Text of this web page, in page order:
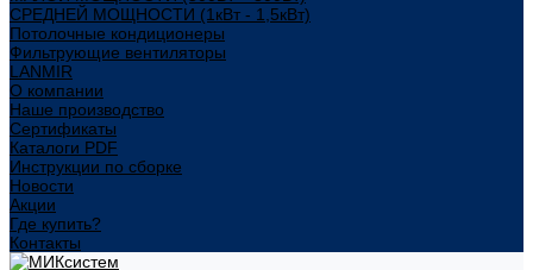
СРЕДНЕЙ МОЩНОСТИ (1кВт - 1,5кВт)
Потолочные кондиционеры
Фильтрующие вентиляторы
LANMIR
О компании
Наше производство
Сертификаты
Каталоги PDF
Инструкции по сборке
Новости
Акции
Где купить?
Контакты